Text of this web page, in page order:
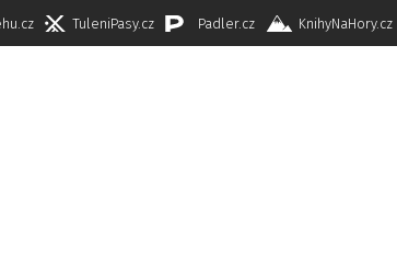
TuleniPasy.cz Padler.cz KnihyNaHory.cz